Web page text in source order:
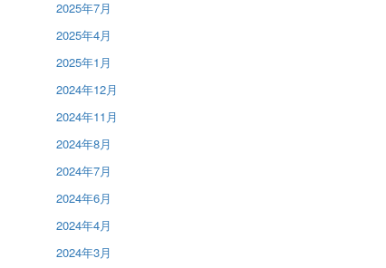
2025年7月
2025年4月
2025年1月
2024年12月
2024年11月
2024年8月
2024年7月
2024年6月
2024年4月
2024年3月